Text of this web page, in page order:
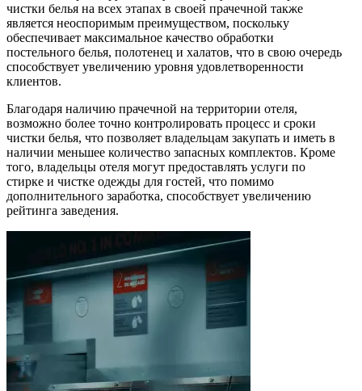
чистки белья на всех этапах в своей прачечной также
является неоспоримым преимуществом, поскольку
обеспечивает максимальное качество обработки
постельного белья, полотенец и халатов, что в свою очередь
способствует увеличению уровня удовлетворенности
клиентов.
Благодаря наличию прачечной на территории отеля,
возможно более точно контролировать процесс и сроки
чистки белья, что позволяет владельцам закупать и иметь в
наличии меньшее количество запасных комплектов. Кроме
того, владельцы отеля могут предоставлять услуги по
стирке и чистке одежды для гостей, что помимо
дополнительного заработка, способствует увеличению
рейтинга заведения.